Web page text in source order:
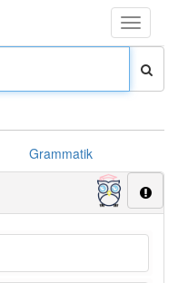
Toggle
Grammatik